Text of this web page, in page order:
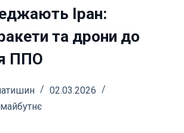
Іран:
та дрони до
ППО
02.03.2026
майбутнє